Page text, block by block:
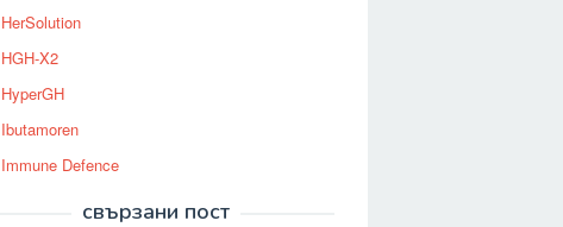
HerSolution
HGH-X2
HyperGH
Ibutamoren
Immune Defence
свързани пост